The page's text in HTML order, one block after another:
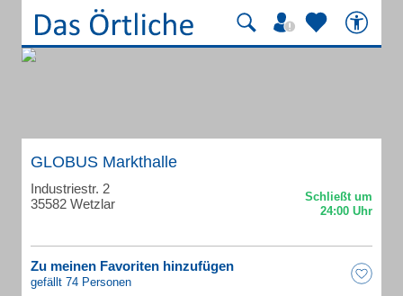
GLOBUS Markthalle
Industriestr. 2
35582 Wetzlar
Zu meinen Favoriten hinzufügen
gefällt 74 Personen